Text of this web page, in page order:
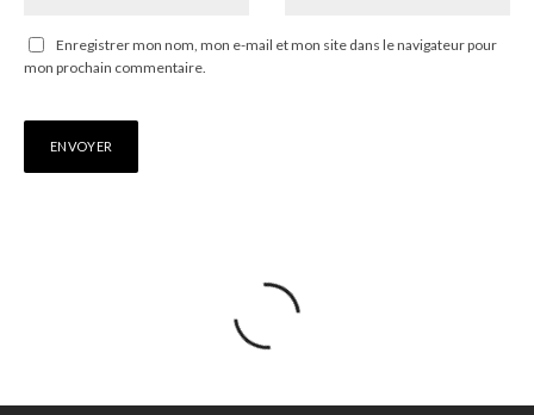
Enregistrer mon nom, mon e-mail et mon site dans le navigateur pour
mon prochain commentaire.